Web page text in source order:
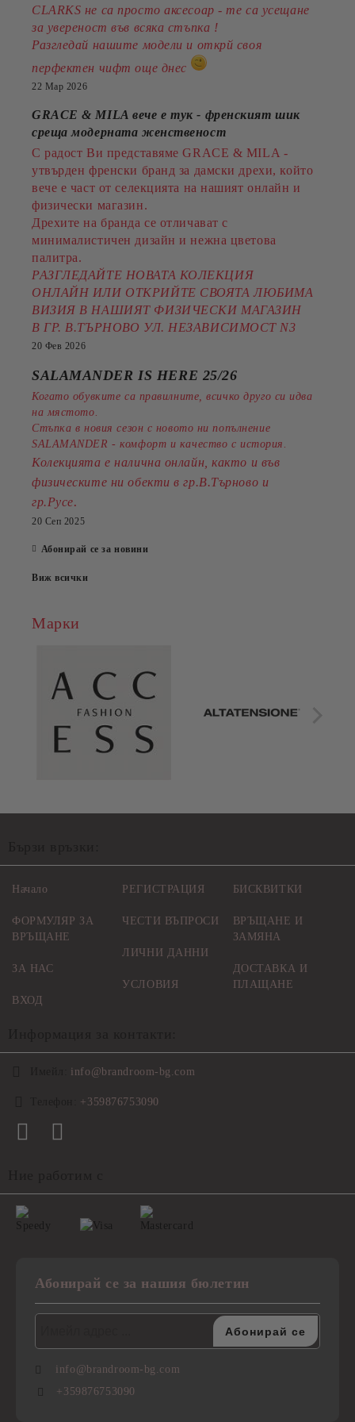
CLARKS не са просто аксесоар - те са усещане
за увереност във всяка стъпка !
Разгледай нашите модели и открй своя
перфектен чифт още днес
22 Мар 2026
GRACE & MILA вече е тук - френският шик
среща модерната женственост
С радост Ви представяме GRACE & MILA -
утвърден френски бранд за дамски дрехи, който
вече е част от селекцията на нашият онлайн и
физически магазин.
Дрехите на бранда се отличават с
минималистичен дизайн и нежна цветова
палитра.
РАЗГЛЕДАЙТЕ НОВАТА КОЛЕКЦИЯ
ОНЛАЙН ИЛИ ОТКРИЙТЕ СВОЯТА ЛЮБИМА
ВИЗИЯ В НАШИЯТ ФИЗИЧЕСКИ МАГАЗИН
В ГР. В.ТЪРНОВО УЛ. НЕЗАВИСИМОСТ N3
20 Фев 2026
SALAMANDER IS HERE 25/26
Когато обувките са правилните, всичко друго си идва
на мястото.
Стъпка в новия сезон с новото ни попълнение
SALAMANDER - комфорт и качество с история.
Колекцията е налична онлайн, както и във
физическите ни обекти в гр.В.Търново и
гр.Русе.
20 Сеп 2025
Абонирай се за новини
Виж всички
Марки
Начало
ФОРМУЛЯР ЗА
ВРЪЩАНЕ
ЗА НАС
ВХОД
РЕГИСТРАЦИЯ
ЧЕСТИ ВЪПРОСИ
ЛИЧНИ ДАННИ
УСЛОВИЯ
БИСКВИТКИ
ВРЪЩАНЕ И
ЗАМЯНА
ДОСТАВКА И
ПЛАЩАНЕ
info@brandroom-bg.com
+359876753090
Абонирай се за нашия бюлетин
info@brandroom-bg.com
+359876753090